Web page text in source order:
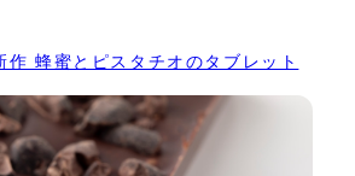
蜂蜜とピスタチオのタブレット